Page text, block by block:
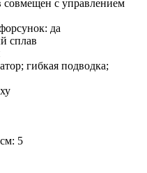
совмещен с управлением
да
сплав
гибкая подводка;
5